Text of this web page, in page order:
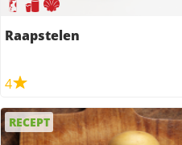
Raapstelen
4
RECEPT